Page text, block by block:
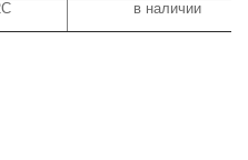
в наличии